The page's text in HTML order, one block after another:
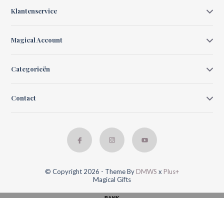
Klantenservice
Magical Account
Categorieën
Contact
© Copyright 2026 - Theme By DMWS x Plus+
Magical Gifts